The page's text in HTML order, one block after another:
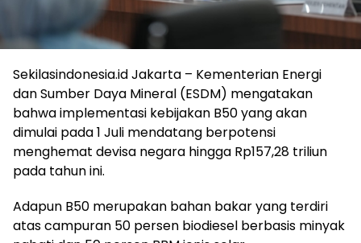
Sekilasindonesia.id Jakarta – Kementerian Energi
dan Sumber Daya Mineral (ESDM) mengatakan
bahwa implementasi kebijakan B50 yang akan
dimulai pada 1 Juli mendatang berpotensi
menghemat devisa negara hingga Rp157,28 triliun
pada tahun ini.
Adapun B50 merupakan bahan bakar yang terdiri
atas campuran 50 persen biodiesel berbasis minyak